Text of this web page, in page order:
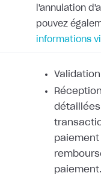
l'annulation
pouvez
informations
paiement.